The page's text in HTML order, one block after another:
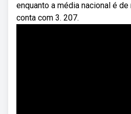
enquanto a média nacional é
conta com 3. 207.